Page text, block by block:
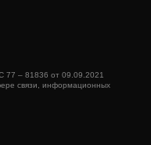
– 81836 от 09.09.2021
связи, информационных